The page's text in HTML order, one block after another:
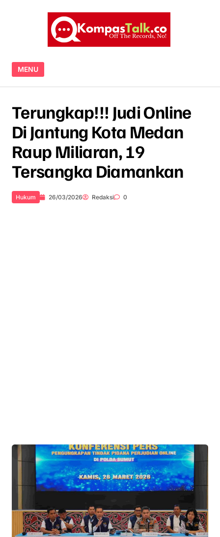
MENU
Terungkap!!! Judi Online
Di Jantung Kota Medan
Raup Miliaran, 19
Tersangka Diamankan ‎
Hukum 26/03/2026 Redaksi 0